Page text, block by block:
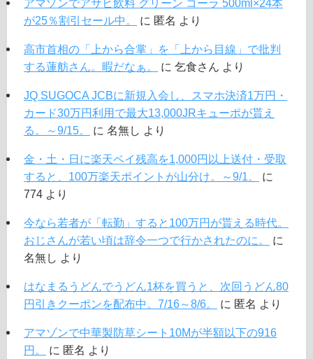
アマゾンでアサヒ飲料 グリーン コーラ 500ml×24本
が25％割引セール中。
に 匿名 より
高市首相の「上から合掌」を「上から目線」で批判
する蓮舫さん。暇だなぁ。
に 乞食さん より
JQ SUGOCA JCBに新規入会し、スマホ決済1万円・
カード30万円利用で最大13,000JRキューポが貰え
る。～9/15。
に 名無し より
金・土・日に楽天ペイ残高を1,000円以上送付・受取
すると、100万楽天ポイントが山分け。～9/1。
に
774より
今なら若者が「転勤」すると100万円が貰える時代。
おじさんが若い頃は辞令一つで行かされたのに。
に
名無し より
はなまるうどんでうどん1杯を買うと、次回うどん80
円引きクーポンを配布中。7/16～8/6。
に 匿名 より
アマゾンで中華製防草シート10Mが半額以下の916
円。
に 匿名 より